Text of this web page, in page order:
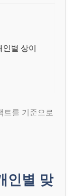
인별 상이
를 기준으로
인별 맞